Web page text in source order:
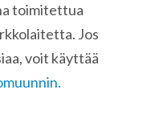
toimitettua
Jos
voit käyttää